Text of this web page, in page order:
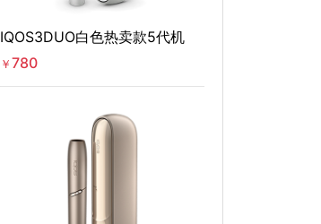
IQOS3DUO白色热卖款5代机
￥ 780